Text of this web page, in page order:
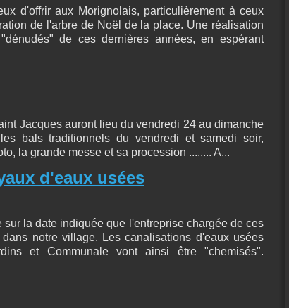
d'offrir aux Morignolais, particulièrement à ceux
de l'arbre de Noël de la place. Une réalisation
de ces dernières années, en espérant
Jacques auront lieu du vendredi 24 au dimanche
bals traditionnels du vendredi et samedi soir,
la grande messe et sa procession ........ A...
d'eaux usées
la date indiquée que l'entreprise chargée de ces
notre village. Les canalisations d'eaux usées
et Communale vont ainsi être "chemisés".